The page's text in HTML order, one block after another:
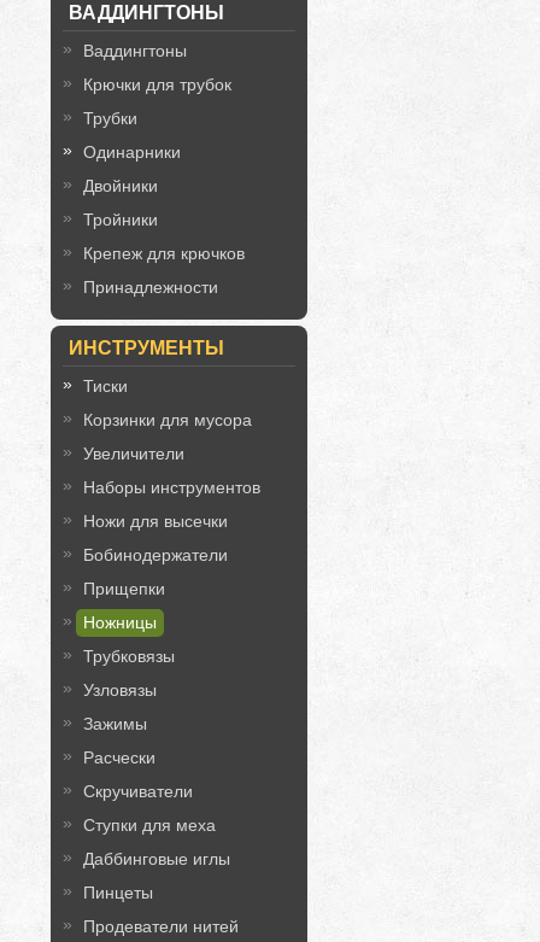
ВАДДИНГТОНЫ
Ваддингтоны
Крючки для трубок
Трубки
Одинарники
Двойники
Тройники
Крепеж для крючков
Принадлежности
ИНСТРУМЕНТЫ
Тиски
Корзинки для мусора
Увеличители
Наборы инструментов
Ножи для высечки
Бобинодержатели
Прищепки
Ножницы
Трубковязы
Узловязы
Зажимы
Расчески
Скручиватели
Ступки для меха
Даббинговые иглы
Пинцеты
Продеватели нитей